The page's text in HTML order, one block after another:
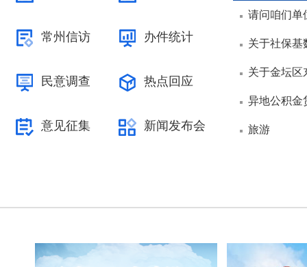
常州信访 办件统计
民意调查 热点回应
意见征集 新闻发布会
请问咱们单
关于社保基
关于金坛区
异地公积金
旅游